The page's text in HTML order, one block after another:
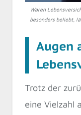
Waren
besonders beliebt,
Augen
Trotz der
eine Vielzahl